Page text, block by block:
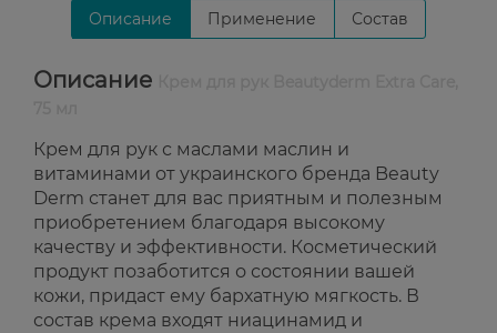
Описание Применение Состав
Описание
Крем для рук с маслами маслин и
витаминами от украинского бренда Beauty
Derm станет для вас приятным и полезным
приобретением благодаря высокому
качеству и эффективности. Косметический
продукт позаботится о состоянии вашей
кожи, придаст ему бархатную мягкость. В
состав крема входят ниацинамид и